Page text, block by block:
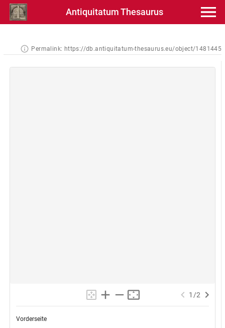
Antiquitatum Thesaurus
Permalink: https://db.antiquitatum-thesaurus.eu/object/1481445
1 /2
Vorderseite